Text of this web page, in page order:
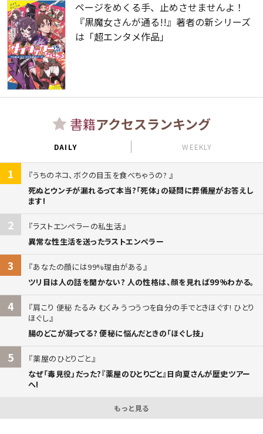
ページをめくる手、止めさせませんよ！
『黒魔女さんが通る!!』著者の新シリーズ
は「超エンタメ作品」
書籍アクセスランキング
DAILY WEEKLY
1
うちのネコ、ボクの目玉を食べちゃうの?
死ぬとウンチが漏れるって本当?「死体」の疑問に葬儀屋がお答えし
ます!
2
ラストエンペラーの私生活
異常な性生活を送ったラストエンペラー
3
あなたの顔には99%理由がある
ツリ目は人の話を聞かない? 人の性格は、顔を見れば99%わかる。
4
肩こり 便秘 たるみ むくみ うつうつを自分の手でときほぐす! ひとり
ほぐし
腸のどこが凝ってる? 便秘に悩んだときの「ほぐし技」
5
薬屋のひとりごと
なぜ「毒見役」だった?『薬屋のひとりごと』日向夏さんが歴史ツアー
へ!
もっと見る